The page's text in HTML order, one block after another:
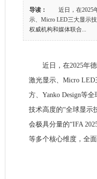
导读：
近日，在2025年
示、Micro LED三大显示
权威机构和媒体联合...
近日，在2025年德
激光显示、Micro
方、Yanko Design等
技术高度的“全球显示
会极具分量的“IFA
等多个核心维度，全